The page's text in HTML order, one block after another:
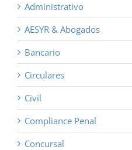
Administrativo
AESYR & Abogados
Bancario
Circulares
Civil
Compliance Penal
Concursal